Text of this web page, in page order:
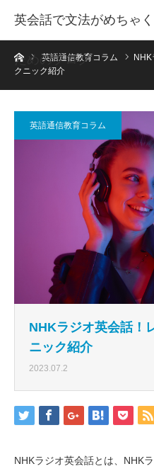
英会話で文法がめちゃ
ためのブログ
ホーム英語通信教育コラム
クニック紹介
英語通信教育コラム
NHKラジオ英会話！
ニック紹介
2023.07.2
NHKラジオ英会話とは、NHK